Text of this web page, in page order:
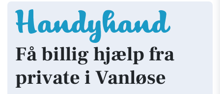
Få billig hjælp fra
private i Vanløse